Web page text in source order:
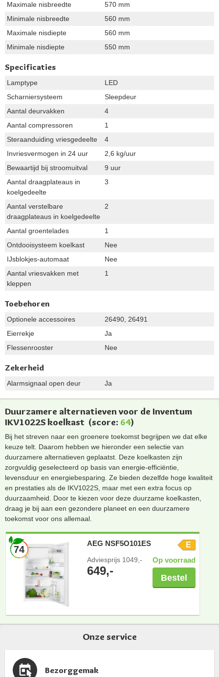
Maximale nisbreedte
570 mm
Minimale nisbreedte
560 mm
Maximale nisdiepte
560 mm
Minimale nisdiepte
550 mm
Specificaties
Lamptype
LED
Scharniersysteem
Sleepdeur
Aantal deurvakken
4
Aantal compressoren
1
Steraanduiding vriesgedeelte
4
Invriesvermogen in 24 uur
2,6 kg/uur
Bewaartijd bij stroomuitval
9 uur
Aantal draagplateaus in
koelgedeelte
3
Aantal verstelbare
draagplateaus in koelgedeelte
2
Aantal groentelades
1
Ontdooisysteem koelkast
Nee
IJsblokjes-automaat
Nee
Aantal vriesvakken met
kleppen
1
Toebehoren
Optionele accessoires
26490, 26491
Eierrekje
Ja
Flessenrooster
Nee
Zekerheid
Alarmsignaal open deur Ja
Duurzamere alternatieven voor de Inventum
IKV1022S koelkast (score: 64)
Bij het streven naar een groenere toekomst begrijpen we dat elke
keuze telt. Daarom hebben we hieronder een selectie van
duurzamere alternatieven geplaatst. Deze koelkasten zijn
zorgvuldig geselecteerd op basis van energie-efficiëntie,
levensduur en energiebesparing. Ze bieden dezelfde hoge kwaliteit
en prestaties als de IKV1022S, maar met een extra focus op
duurzaamheid. Door te kiezen voor deze duurzame koelkasten,
draag je bij aan een gezondere planeet en een duurzamere
toekomst voor ons allemaal.
74
AEG NSF5O101ES E
Adviesprijs 1049,-
649,-
Op voorraad
Bestel
Onze service
Bezorggemak